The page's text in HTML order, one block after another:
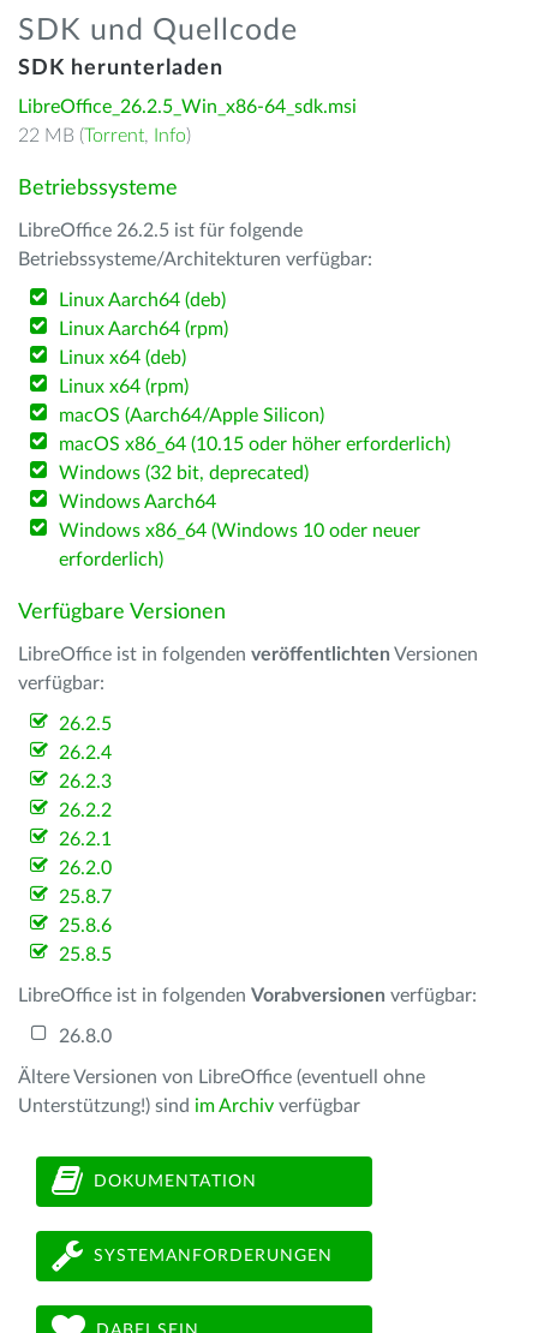
SDK und Quellcode
SDK herunterladen
LibreOffice_26.2.5_Win_x86-64_sdk.msi
22 MB (Torrent, Info)
Betriebssysteme
LibreOffice 26.2.5 ist für folgende
Betriebssysteme/Architekturen verfügbar:
Linux Aarch64 (deb)
Linux Aarch64 (rpm)
Linux x64 (deb)
Linux x64 (rpm)
macOS (Aarch64/Apple Silicon)
macOS x86_64 (10.15 oder höher erforderlich)
Windows (32 bit, deprecated)
Windows Aarch64
Windows x86_64 (Windows 10 oder neuer
erforderlich)
Verfügbare Versionen
LibreOffice ist in folgenden veröffentlichten Versionen
verfügbar:
26.2.5
26.2.4
26.2.3
26.2.2
26.2.1
26.2.0
25.8.7
25.8.6
25.8.5
LibreOffice ist in folgenden Vorabversionen verfügbar:
26.8.0
Ältere Versionen von LibreOffice (eventuell ohne
Unterstützung!) sind im Archiv verfügbar
DOKUMENTATION
SYSTEMANFORDERUNGEN